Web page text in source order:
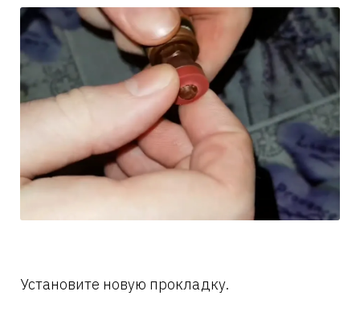
Установите новую прокладку.